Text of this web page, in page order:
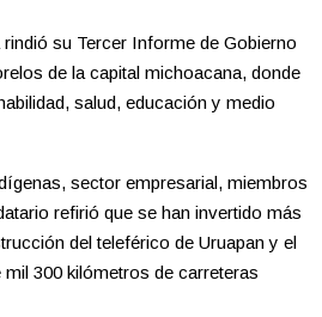
su Tercer Informe de Gobierno
de la capital michoacana, donde
salud, educación y medio
sector empresarial, miembros
refirió que se han invertido más
del teleférico de Uruapan y el
300 kilómetros de carreteras